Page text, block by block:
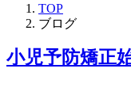
TOP
ブログ
小児予防矯正